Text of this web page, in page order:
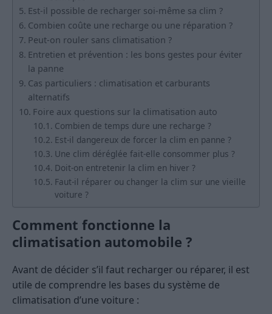
Est-il possible de recharger soi-même sa clim ?
Combien coûte une recharge ou une réparation ?
Peut-on rouler sans climatisation ?
Entretien et prévention : les bons gestes pour éviter
la panne
Cas particuliers : climatisation et carburants
alternatifs
Foire aux questions sur la climatisation auto
Combien de temps dure une recharge ?
Est-il dangereux de forcer la clim en panne ?
Une clim déréglée fait-elle consommer plus ?
Doit-on entretenir la clim en hiver ?
Faut-il réparer ou changer la clim sur une vieille
voiture ?
Comment fonctionne la
climatisation automobile ?
Avant de décider s’il faut recharger ou réparer, il est
utile de comprendre les bases du système de
climatisation d’une voiture :